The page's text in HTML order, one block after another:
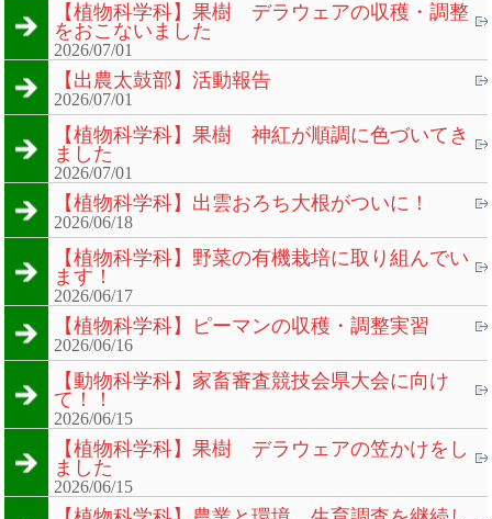
【植物科学科】果樹 デラウェアの収穫・調整
をおこないました
2026/07/01
【出農太鼓部】活動報告
2026/07/01
【植物科学科】果樹 神紅が順調に色づいてき
ました
2026/07/01
【植物科学科】出雲おろち大根がついに！
2026/06/18
【植物科学科】野菜の有機栽培に取り組んでい
ます！
2026/06/17
【植物科学科】ピーマンの収穫・調整実習
2026/06/16
【動物科学科】家畜審査競技会県大会に向け
て！！
2026/06/15
【植物科学科】果樹 デラウェアの笠かけをし
ました
2026/06/15